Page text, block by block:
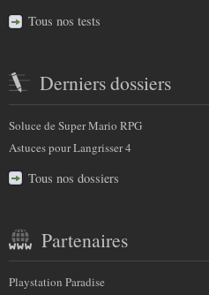
Tous nos tests
Derniers dossiers
Soluce de Super Mario RPG
Astuces pour Langrisser 4
Tous nos dossiers
Partenaires
Playstation Paradise